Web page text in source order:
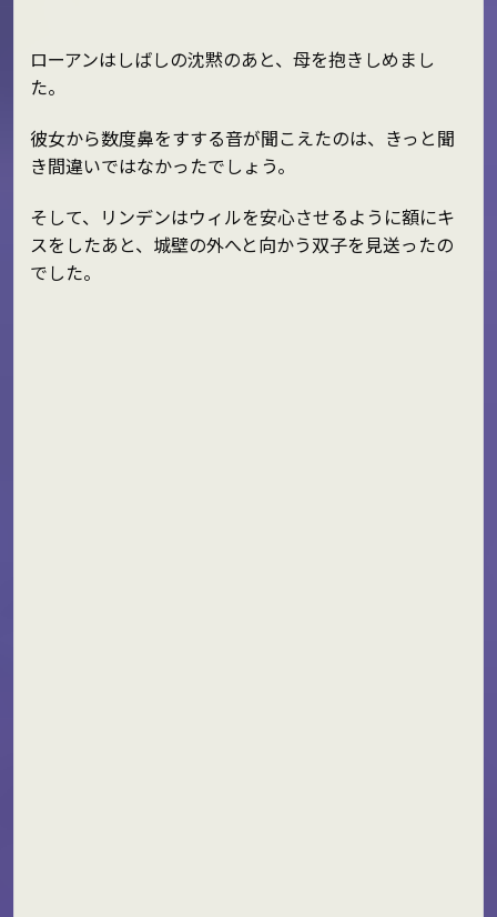
ローアンはしばしの沈黙のあと、母を抱きしめまし
た。
彼女から数度鼻をすする音が聞こえたのは、きっと聞
き間違いではなかったでしょう。
そして、リンデンはウィルを安心させるように額にキ
スをしたあと、城壁の外へと向かう双子を見送ったの
でした。